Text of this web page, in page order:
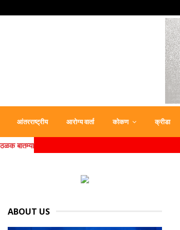
आंतरराष्ट्रीय आरोग्य वार्ता कोकण क्रीडा
ठळक बातम्या
ABOUT US